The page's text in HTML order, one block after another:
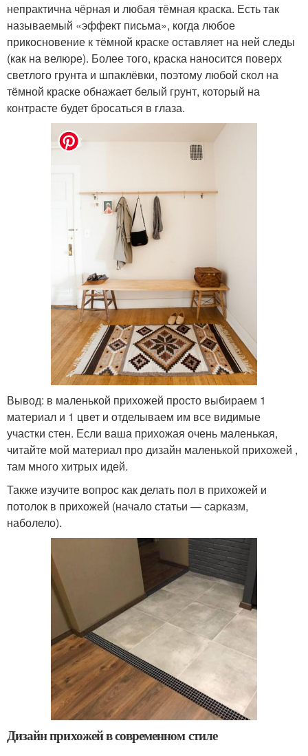
непрактична чёрная и любая тёмная краска. Есть так
называемый «эффект письма», когда любое
прикосновение к тёмной краске оставляет на ней следы
(как на велюре). Более того, краска наносится поверх
светлого грунта и шпаклёвки, поэтому любой скол на
тёмной краске обнажает белый грунт, который на
контрасте будет бросаться в глаза.
Вывод: в маленькой прихожей просто выбираем 1
материал и 1 цвет и отделываем им все видимые
участки стен. Если ваша прихожая очень маленькая,
читайте мой материал про дизайн маленькой прихожей ,
там много хитрых идей.
Также изучите вопрос как делать пол в прихожей и
потолок в прихожей (начало статьи — сарказм,
наболело).
Дизайн прихожей в современном стиле